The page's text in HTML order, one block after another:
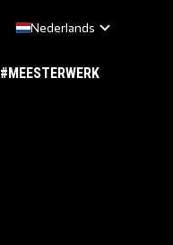
#MEESTERWERK
Nederlands